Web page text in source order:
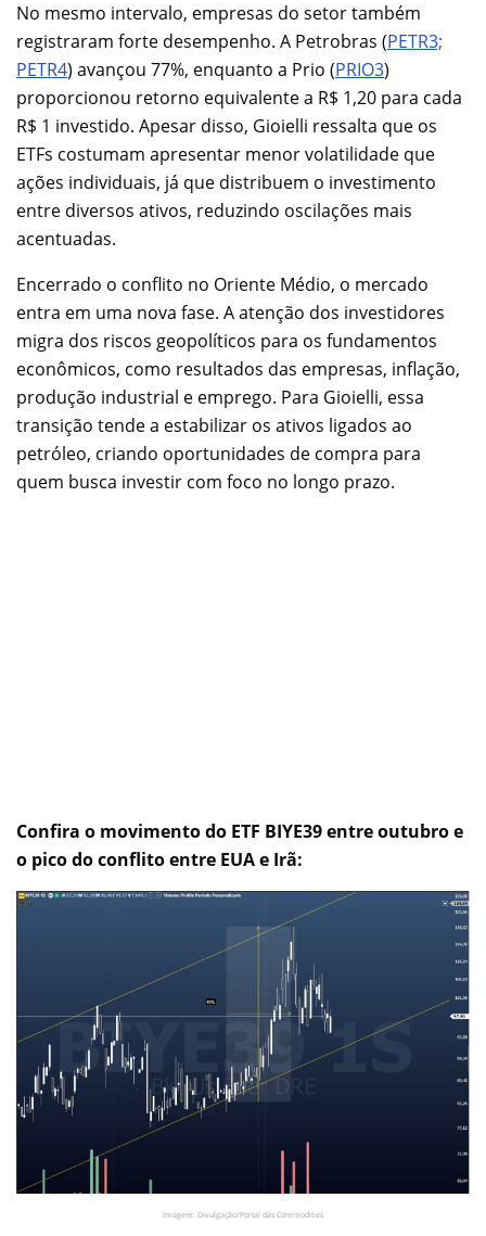
No mesmo intervalo, empresas do setor também
registraram forte desempenho. A Petrobras (PETR3;
PETR4) avançou 77%, enquanto a Prio (PRIO3)
proporcionou retorno equivalente a R$ 1,20 para cada
R$ 1 investido. Apesar disso, Gioielli ressalta que os
ETFs costumam apresentar menor volatilidade que
ações individuais, já que distribuem o investimento
entre diversos ativos, reduzindo oscilações mais
acentuadas.
Encerrado o conflito no Oriente Médio, o mercado
entra em uma nova fase. A atenção dos investidores
migra dos riscos geopolíticos para os fundamentos
econômicos, como resultados das empresas, inflação,
produção industrial e emprego. Para Gioielli, essa
transição tende a estabilizar os ativos ligados ao
petróleo, criando oportunidades de compra para
quem busca investir com foco no longo prazo.
Confira o movimento do ETF BIYE39 entre outubro e
o pico do conflito entre EUA e Irã:
Imagem: Divulgação/Portal das Commodities